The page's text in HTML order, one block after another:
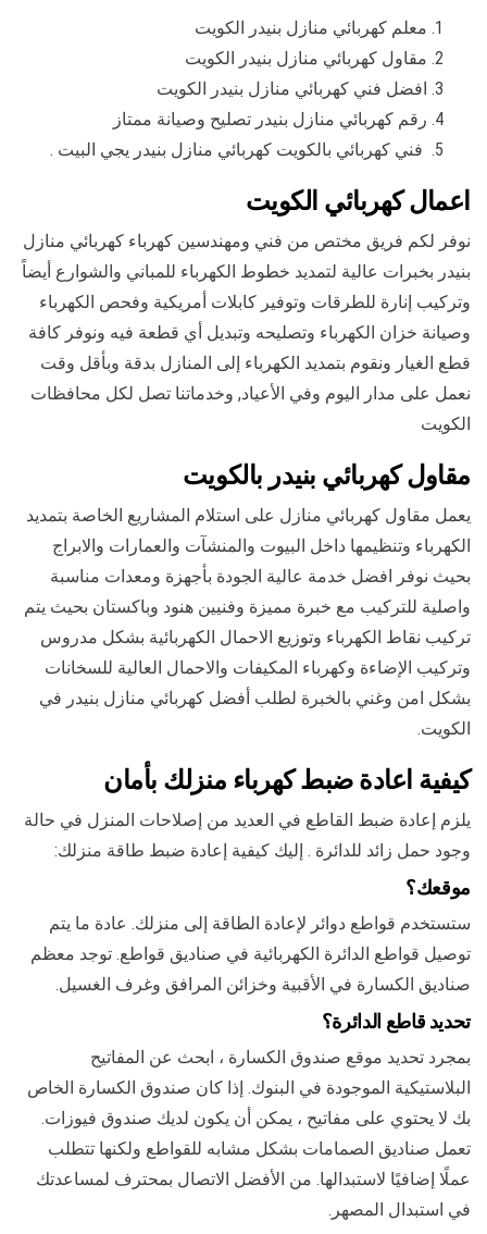
معلم كهربائي منازل بنيدر الكويت
مقاول كهربائي منازل بنيدر الكويت
افضل فني كهربائي منازل بنيدر الكويت
رقم كهربائي منازل بنيدر تصليح وصيانة ممتاز
فني كهربائي بالكويت كهربائي منازل بنيدر يجي البيت .
اعمال كهربائي الكويت
نوفر لكم فريق مختص من فني ومهندسين كهرباء كهربائي منازل
بنيدر بخبرات عالية لتمديد خطوط الكهرباء للمباني والشوارع أيضاً
وتركيب إنارة للطرقات وتوفير كابلات أمريكية وفحص الكهرباء
وصيانة خزان الكهرباء وتصليحه وتبديل أي قطعة فيه ونوفر كافة
قطع الغيار ونقوم بتمديد الكهرباء إلى المنازل بدقة وبأقل وقت
نعمل على مدار اليوم وفي الأعياد, وخدماتنا تصل لكل محافظات
الكويت
مقاول كهربائي بنيدر بالكويت
يعمل مقاول كهربائي منازل على استلام المشاريع الخاصة بتمديد
الكهرباء وتنظيمها داخل البيوت والمنشآت والعمارات والابراج
بحيث نوفر افضل خدمة عالية الجودة بأجهزة ومعدات مناسبة
واصلية للتركيب مع خبرة مميزة وفنيين هنود وباكستان بحيث يتم
تركيب نقاط الكهرباء وتوزيع الاحمال الكهربائية بشكل مدروس
وتركيب الإضاءة وكهرباء المكيفات والاحمال العالية للسخانات
بشكل امن وغني بالخبرة لطلب أفضل كهربائي منازل بنيدر في
الكويت.
كيفية اعادة ضبط كهرباء منزلك بأمان
يلزم إعادة ضبط القاطع في العديد من إصلاحات المنزل في حالة
وجود حمل زائد للدائرة . إليك كيفية إعادة ضبط طاقة منزلك:
موقعك؟
ستستخدم قواطع دوائر لإعادة الطاقة إلى منزلك. عادة ما يتم
توصيل قواطع الدائرة الكهربائية في صناديق قواطع. توجد معظم
صناديق الكسارة في الأقبية وخزائن المرافق وغرف الغسيل.
تحديد قاطع الدائرة؟
بمجرد تحديد موقع صندوق الكسارة ، ابحث عن المفاتيح
البلاستيكية الموجودة في البنوك. إذا كان صندوق الكسارة الخاص
بك لا يحتوي على مفاتيح ، يمكن أن يكون لديك صندوق فيوزات.
تعمل صناديق الصمامات بشكل مشابه للقواطع ولكنها تتطلب
عملًا إضافيًا لاستبدالها. من الأفضل الاتصال بمحترف لمساعدتك
في استبدال المصهر.